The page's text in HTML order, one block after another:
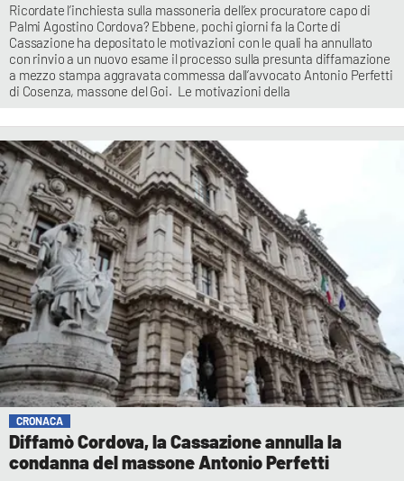
Ricordate l’inchiesta sulla massoneria dell’ex procuratore capo di
Palmi Agostino Cordova? Ebbene, pochi giorni fa la Corte di
Cassazione ha depositato le motivazioni con le quali ha annullato
con rinvio a un nuovo esame il processo sulla presunta diffamazione
a mezzo stampa aggravata commessa dall’avvocato Antonio Perfetti
di Cosenza, massone del Goi. Le motivazioni della
CRONACA
Diffamò Cordova, la Cassazione annulla la
condanna del massone Antonio Perfetti